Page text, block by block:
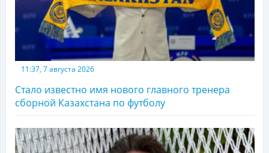
11:37, 7 августа 2026
Стало известно имя нового главного тренера
сборной Казахстана по футболу